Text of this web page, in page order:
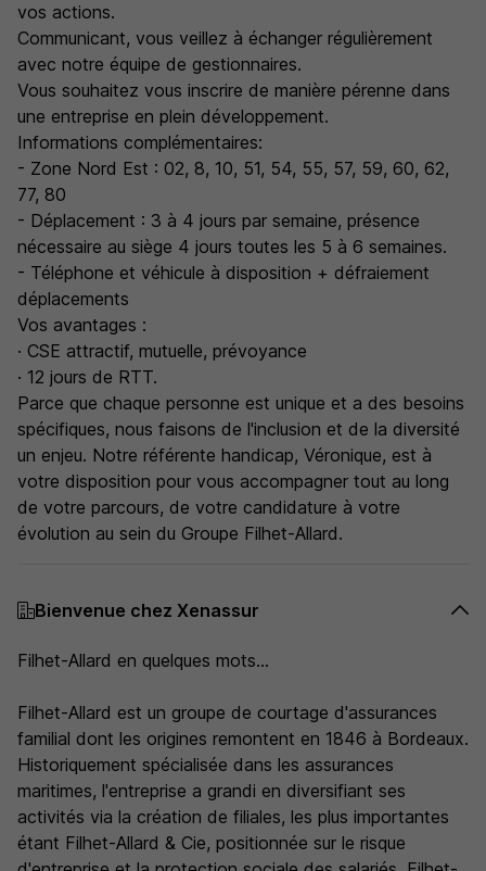
vos actions.
Communicant, vous veillez à échanger régulièrement
avec notre équipe de gestionnaires.
Vous souhaitez vous inscrire de manière pérenne dans
une entreprise en plein développement.
Informations complémentaires:
- Zone Nord Est : 02, 8, 10, 51, 54, 55, 57, 59, 60, 62,
77, 80
- Déplacement : 3 à 4 jours par semaine, présence
nécessaire au siège 4 jours toutes les 5 à 6 semaines.
- Téléphone et véhicule à disposition + défraiement
déplacements
Vos avantages :
· CSE attractif, mutuelle, prévoyance
· 12 jours de RTT.
Parce que chaque personne est unique et a des besoins
spécifiques, nous faisons de l'inclusion et de la diversité
un enjeu. Notre référente handicap, Véronique, est à
votre disposition pour vous accompagner tout au long
de votre parcours, de votre candidature à votre
évolution au sein du Groupe Filhet-Allard.
Bienvenue chez Xenassur
Filhet-Allard en quelques mots...
Filhet-Allard est un groupe de courtage d'assurances
familial dont les origines remontent en 1846 à Bordeaux.
Historiquement spécialisée dans les assurances
maritimes, l'entreprise a grandi en diversifiant ses
activités via la création de filiales, les plus importantes
étant Filhet-Allard & Cie, positionnée sur le risque